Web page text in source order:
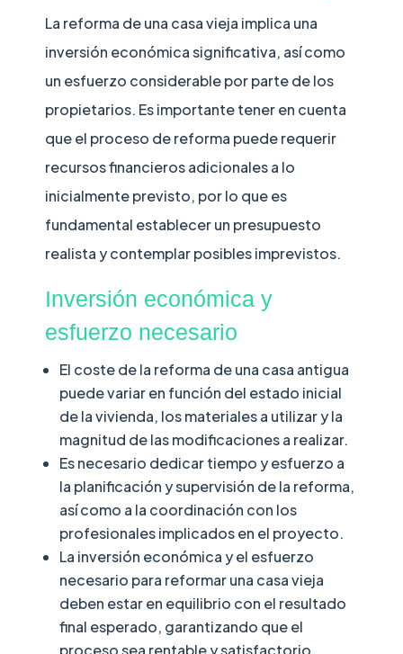
La reforma de una casa vieja implica una
inversión económica significativa, así como
un esfuerzo considerable por parte de los
propietarios. Es importante tener en cuenta
que el proceso de reforma puede requerir
recursos financieros adicionales a lo
inicialmente previsto, por lo que es
fundamental establecer un presupuesto
realista y contemplar posibles imprevistos.
Inversión económica y
esfuerzo necesario
El coste de la reforma de una casa antigua
puede variar en función del estado inicial
de la vivienda, los materiales a utilizar y la
magnitud de las modificaciones a realizar.
Es necesario dedicar tiempo y esfuerzo a
la planificación y supervisión de la reforma,
así como a la coordinación con los
profesionales implicados en el proyecto.
La inversión económica y el esfuerzo
necesario para reformar una casa vieja
deben estar en equilibrio con el resultado
final esperado, garantizando que el
proceso sea rentable y satisfactorio.